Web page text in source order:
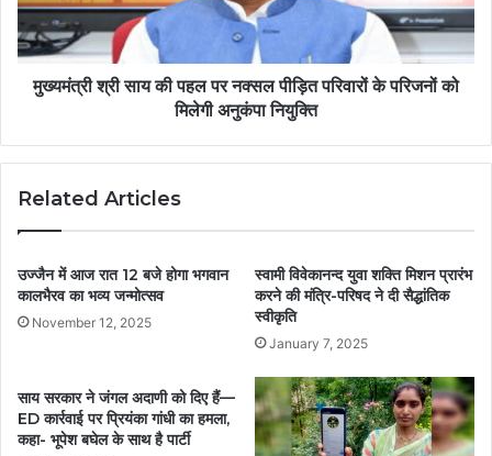
मुख्यमंत्री श्री साय की पहल पर नक्सल पीड़ित परिवारों के परिजनों को
मिलेगी अनुकंपा नियुक्ति
Related Articles
उज्जैन में आज रात 12 बजे होगा भगवान
कालभैरव का भव्य जन्मोत्सव
November 12, 2025
स्वामी विवेकानन्द युवा शक्ति मिशन प्रारंभ
करने की मंत्रि-परिषद ने दी सैद्धांतिक
स्वीकृति
January 7, 2025
साय सरकार ने जंगल अदाणी को दिए हैं—
ED कार्रवाई पर प्रियंका गांधी का हमला,
कहा- भूपेश बघेल के साथ है पार्टी